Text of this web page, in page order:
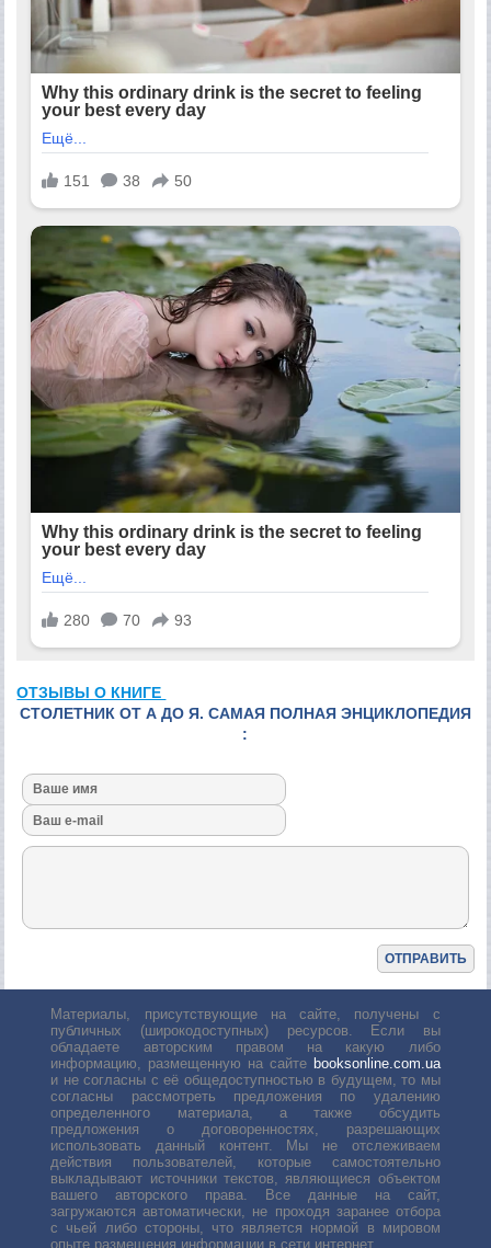
ОТЗЫВЫ О КНИГЕ
СТОЛЕТНИК ОТ А ДО Я. САМАЯ ПОЛНАЯ ЭНЦИКЛОПЕДИЯ
:
Материалы, присутствующие на сайте, получены с
публичных (широкодоступных) ресурсов. Если вы
обладаете авторским правом на какую либо
информацию, размещенную на сайте booksonline.com.ua
и не согласны с её общедоступностью в будущем, то мы
согласны рассмотреть предложения по удалению
определенного материала, а также обсудить
предложения о договоренностях, разрешающих
использовать данный контент. Мы не отслеживаем
действия пользователей, которые самостоятельно
выкладывают источники текстов, являющиеся объектом
вашего авторского права. Все данные на сайт,
загружаются автоматически, не проходя заранее отбора
с чьей либо стороны, что является нормой в мировом
опыте размещения информации в сети интернет.